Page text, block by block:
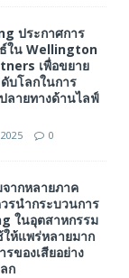
ประกาศการ
ใน Wellington
เพื่อขยาย
บโลกในการ
ายทางด้านไลฟ์
0
ากหลายภาค
รนำกระบวนการ
ในอุตสาหกรรม
ห้แพร่หลายมาก
ของเสียอย่าง
ก